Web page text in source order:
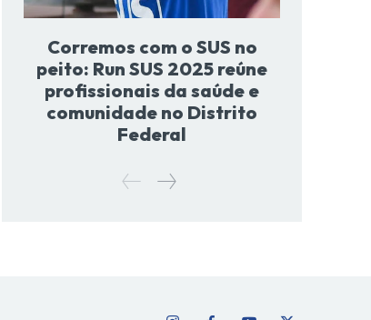
Corremos com o SUS no
peito: Run SUS 2025 reúne
profissionais da saúde e
comunidade no Distrito
Federal